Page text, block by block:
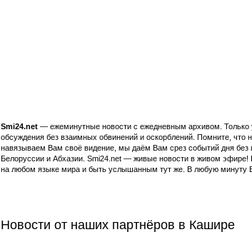
Smi24.net — ежеминутные новости с ежедневным архивом. Только
обсуждения без взаимных обвинений и оскорблений. Помните,
навязываем Вам своё видение, мы даём Вам срез событий дня
Белоруссии и Абхазии. Smi24.net — живые новости в живом
на любом языке мира и быть услышанным тут же. В любую минуту
Новости от наших партнёров в Кашире